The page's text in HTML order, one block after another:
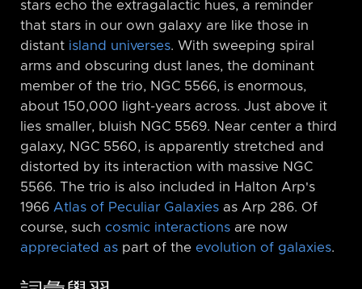
stars echo the extragalactic hues, a reminder
that stars in our own galaxy are like those in
distant island universes. With sweeping spiral
arms and obscuring dust lanes, the dominant
member of the trio, NGC 5566, is enormous,
about 150,000 light-years across. Just above it
lies smaller, bluish NGC 5569. Near center a third
galaxy, NGC 5560, is apparently stretched and
distorted by its interaction with massive NGC
5566. The trio is also included in Halton Arp's
1966 Atlas of Peculiar Galaxies as Arp 286. Of
course, such cosmic interactions are now
appreciated as part of the evolution of galaxies.